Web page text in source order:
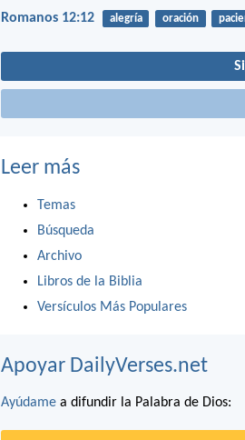
Romanos 12:12 alegría oración
Leer más
Temas
Búsqueda
Archivo
Libros de la Biblia
Versículos Más Populares
Apoyar DailyVerses.net
Ayúdame a difundir la Palabra de Dios: